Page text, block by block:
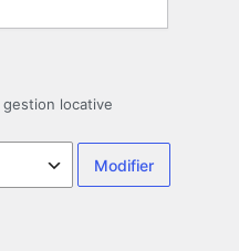
locative